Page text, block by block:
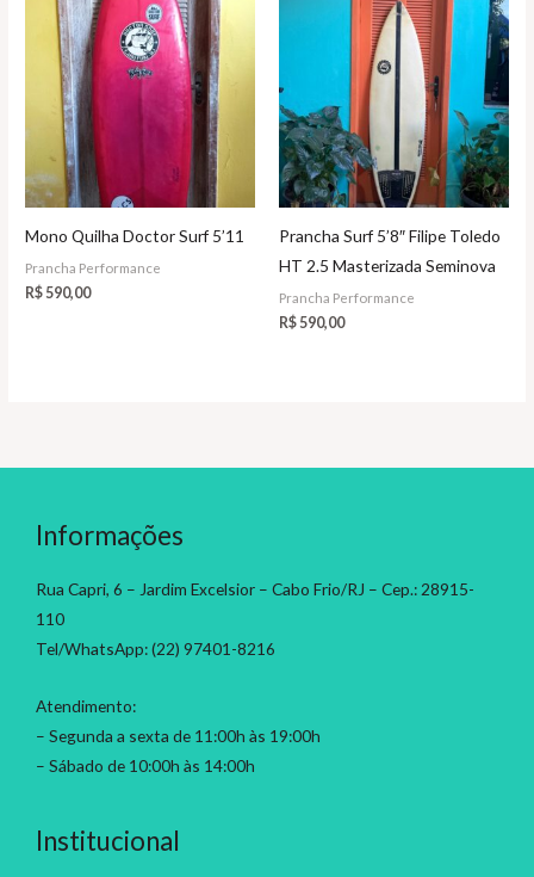
Mono Quilha Doctor Surf 5’11
Prancha Performance
R$ 590,00
Prancha Surf 5’8″ Filipe Toledo
HT 2.5 Masterizada Seminova
Prancha Performance
R$ 590,00
Informações
Rua Capri, 6 – Jardim Excelsior – Cabo Frio/RJ – Cep.: 28915-
110
Tel/WhatsApp: (22) 97401-8216
Atendimento:
– Segunda a sexta de 11:00h às 19:00h
– Sábado de 10:00h às 14:00h
Institucional